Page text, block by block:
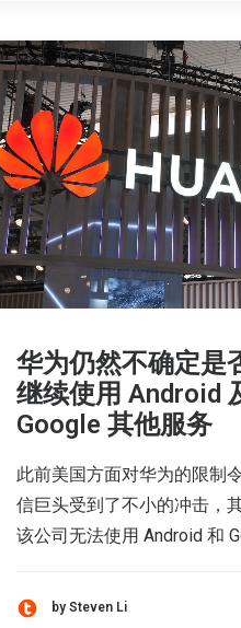
华为仍然不确定是
继续使用 Android
Google 其他服务
此前美国方面对华为的限制
信巨头受到了不小的冲击，
该公司无法使用 Android 和
by Steven Li